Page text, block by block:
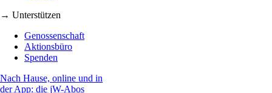
→ Unterstützen
Genossenschaft
Aktionsbüro
Spenden
Nach Hause, online und in
der App: die jW-Abos